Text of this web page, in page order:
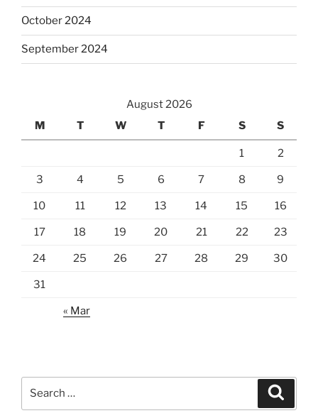
October 2024
September 2024
August 2026
M
T W T F S S
1 2
3 4 5 6 7 8 9
10 11 12 13 14 15 16
17 18 19 20 21 22 23
24 25 26 27 28 29 30
31
« Mar